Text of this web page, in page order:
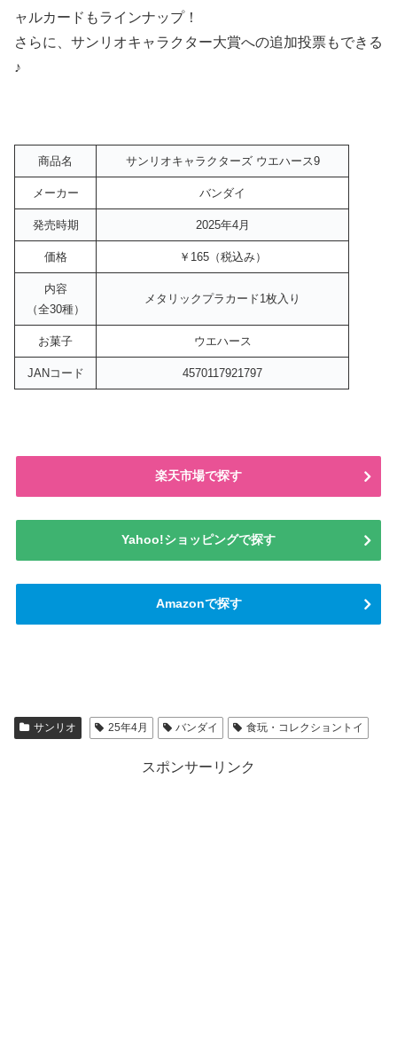
ャルカードもラインナップ！
さらに、サンリオキャラクター大賞への追加投票もできる
♪
商品名 サンリオキャラクターズ ウエハース9
メーカー バンダイ
発売時期 2025年4月
価格 ￥165（税込み）
内容
（全30種）
メタリックプラカード1枚入り
お菓子 ウエハース
JANコード 4570117921797
楽天市場で探す
Yahoo!ショッピングで探す
Amazonで探す
サンリオ 25年4月 バンダイ 食玩・コレクショントイ
スポンサーリンク